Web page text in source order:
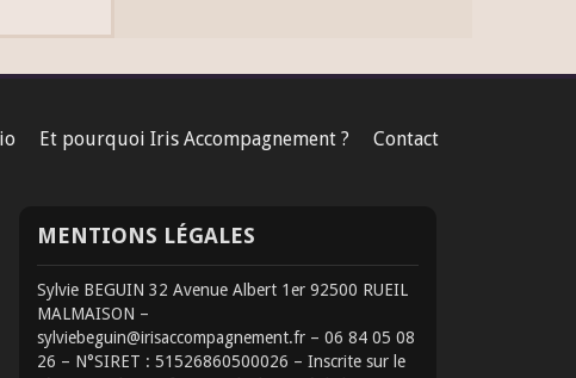
Et pourquoi Iris Accompagnement ? Contact
MENTIONS LÉGALES
Sylvie BEGUIN 32 Avenue Albert 1er 92500 RUEIL
MALMAISON –
sylviebeguin@irisaccompagnement.fr – 06 84 05 08
26 – N°SIRET : 51526860500026 – Inscrite sur le